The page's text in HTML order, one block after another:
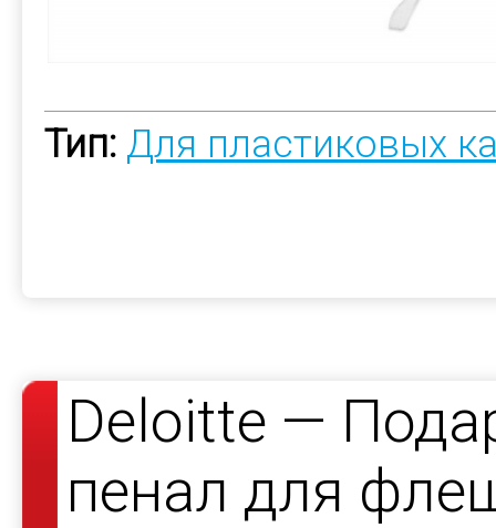
Тип: Для пластиковых
Deloitte —
пенал для